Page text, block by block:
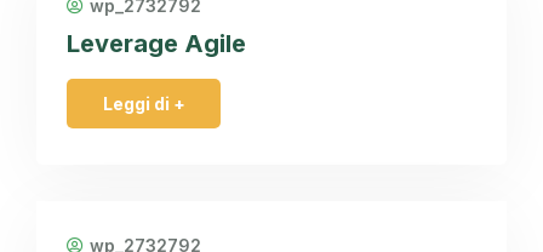
wp_2732792
Leverage Agile
Leggi di +
wp_2732792